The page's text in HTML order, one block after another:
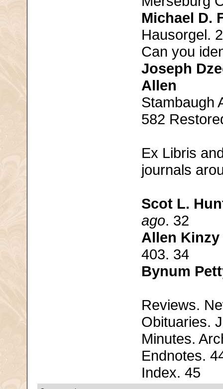
Michael D.
Hausorgel.
Can you
Joseph
Allen
Stambaugh
582
Ex Libris
journals
Scot L.
ago. 32
Allen Kinzy
403. 34
Bynum
Reviews.
Obituaries.
Minutes.
Endnotes.
Index. 45